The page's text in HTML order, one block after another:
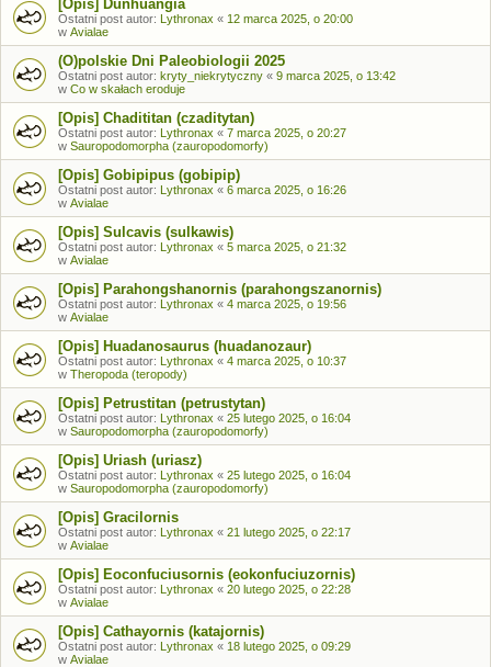
[Opis] Dunhuangia
Ostatni post autor: Lythronax « 12 marca 2025, o 20:00
w Avialae
(O)polskie Dni Paleobiologii 2025
Ostatni post autor: kryty_niekrytyczny « 9 marca 2025, o 13:42
w Co w skałach eroduje
[Opis] Chadititan (czaditytan)
Ostatni post autor: Lythronax « 7 marca 2025, o 20:27
w Sauropodomorpha (zauropodomorfy)
[Opis] Gobipipus (gobipip)
Ostatni post autor: Lythronax « 6 marca 2025, o 16:26
w Avialae
[Opis] Sulcavis (sulkawis)
Ostatni post autor: Lythronax « 5 marca 2025, o 21:32
w Avialae
[Opis] Parahongshanornis (parahongszanornis)
Ostatni post autor: Lythronax « 4 marca 2025, o 19:56
w Avialae
[Opis] Huadanosaurus (huadanozaur)
Ostatni post autor: Lythronax « 4 marca 2025, o 10:37
w Theropoda (teropody)
[Opis] Petrustitan (petrustytan)
Ostatni post autor: Lythronax « 25 lutego 2025, o 16:04
w Sauropodomorpha (zauropodomorfy)
[Opis] Uriash (uriasz)
Ostatni post autor: Lythronax « 25 lutego 2025, o 16:04
w Sauropodomorpha (zauropodomorfy)
[Opis] Gracilornis
Ostatni post autor: Lythronax « 21 lutego 2025, o 22:17
w Avialae
[Opis] Eoconfuciusornis (eokonfuciuzornis)
Ostatni post autor: Lythronax « 20 lutego 2025, o 22:28
w Avialae
[Opis] Cathayornis (katajornis)
Ostatni post autor: Lythronax « 18 lutego 2025, o 09:29
w Avialae